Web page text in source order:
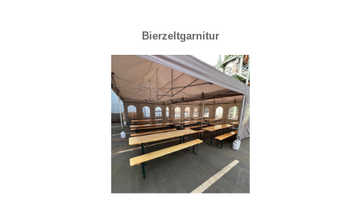
Bierzeltgarnitur